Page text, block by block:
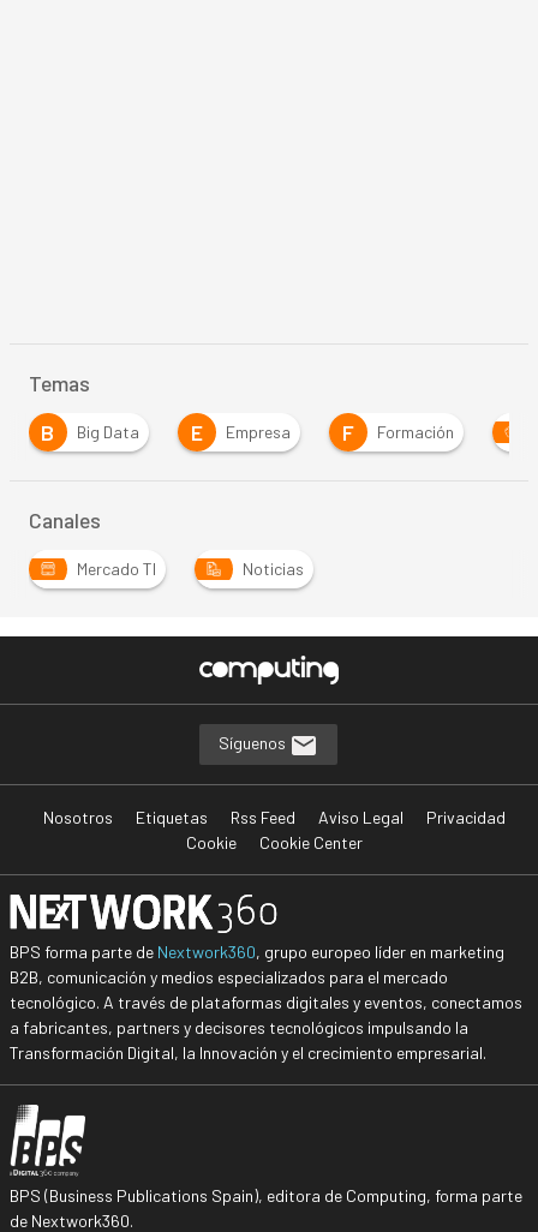
Temas
B
Big Data E Empresa F Formación
Canales
Mercado TI Noticias
Síguenos
Nosotros Etiquetas Rss Feed Aviso Legal
Privacidad
Cookie
Cookie Center
BPS forma parte de Nextwork360, grupo europeo líder en marketing
B2B, comunicación y medios especializados para el mercado
tecnológico. A través de plataformas digitales y eventos, conectamos
a fabricantes, partners y decisores tecnológicos impulsando la
Transformación Digital, la Innovación y el crecimiento empresarial.
BPS (Business Publications Spain), editora de Computing, forma parte
de Nextwork360.